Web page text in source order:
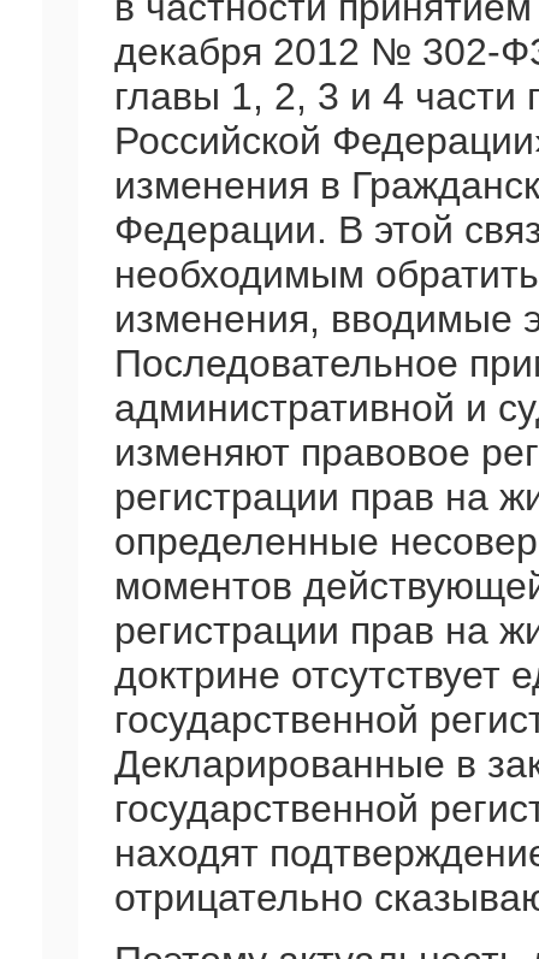
декабря 2012 № 302-
главы 1, 2, 3 и 4 части
Российской
изменения в
Федерации. В этой
необходимым
изменения, вводимые
Последовательное
административной и
изменяют правовое
регистрации прав на
определенные
моментов
регистрации прав на
доктрине отсутствует
государственной
Декларированные в
государственной
находят
отрицательно